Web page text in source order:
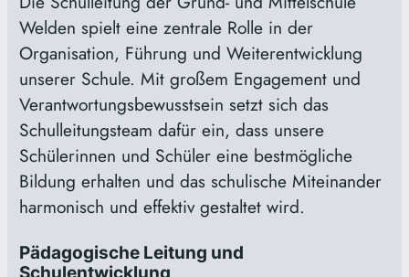
Welden spielt eine zentrale Rolle in der
Organisation, Führung und Weiterentwicklung
unserer Schule. Mit großem Engagement und
Verantwortungsbewusstsein setzt sich das
Schulleitungsteam dafür ein, dass unsere
Schülerinnen und Schüler eine bestmögliche
Bildung erhalten und das schulische Miteinander
harmonisch und effektiv gestaltet wird.
Pädagogische Leitung und
Schulentwicklung